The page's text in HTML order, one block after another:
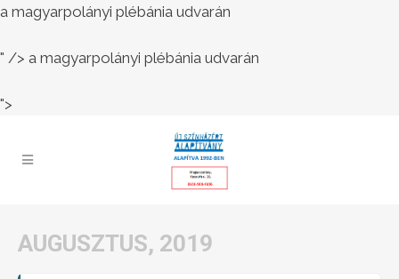
a magyarpolányi plébánia udvarán
" /> a magyarpolányi plébánia udvarán
">
AUGUSZTUS, 2019